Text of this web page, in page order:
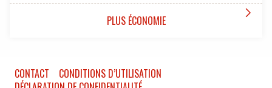
PLUS ÉCONOMIE 
CONTACT
CONDITIONS D’UTILISATION